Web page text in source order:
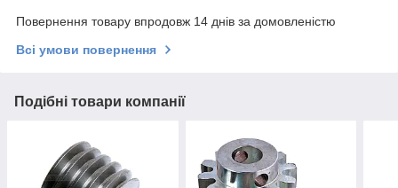
Повернення товару впродовж 14 днів за домовленістю
Всі умови повернення
Подібні товари компанії